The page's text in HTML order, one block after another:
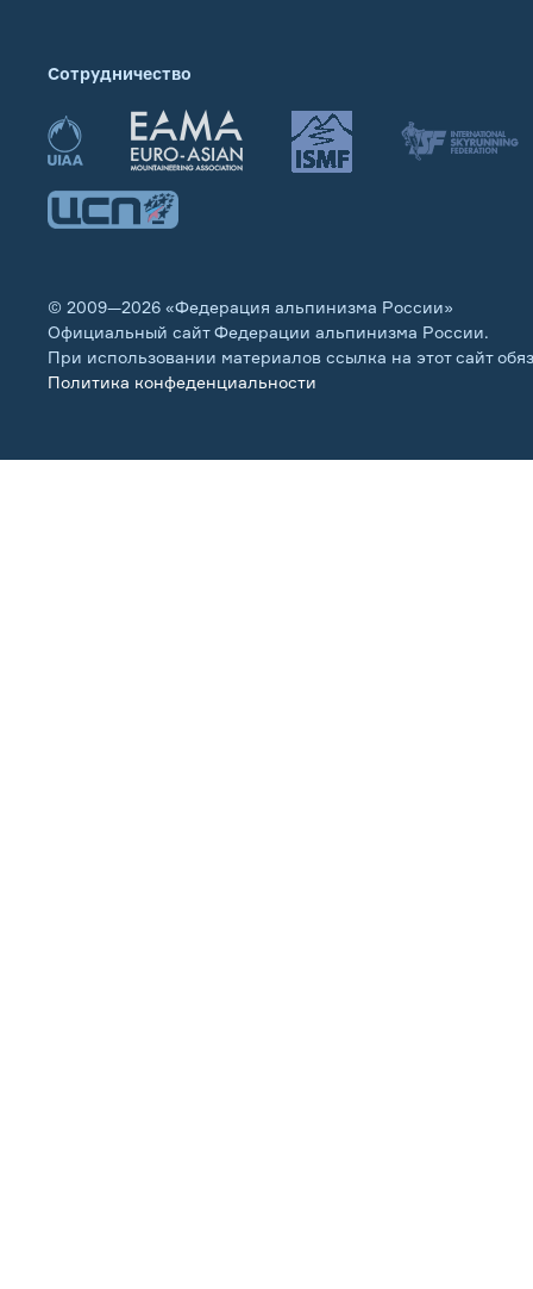
Сотрудничество
© 2009—2026 «Федерация альпинизма России»
Официальный сайт Федерации альпинизма России.
При использовании материалов ссылка на этот сайт
Политика конфеденциальности